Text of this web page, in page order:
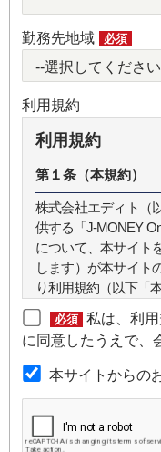
勤務先地域 必須
利用規約
利用規約
第１条（本規約）
株式会社エディト（
供する「J-MONEY
について、本サイト
します）が本サイト
り利用規約（以下「
第２条（本規約の
本規約は本サイトが
のです。
第３条（会員）
必須 私は、利
に同意したうえで、
本サイトからの